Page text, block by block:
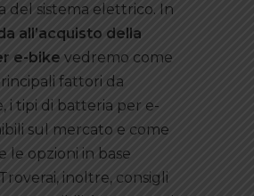
del sistema elettrico. In
all’acquisto della
e-bike vedremo come
fattori da
i tipi di batteria per e-
sul mercato e come
le opzioni in base
inoltre, consigli